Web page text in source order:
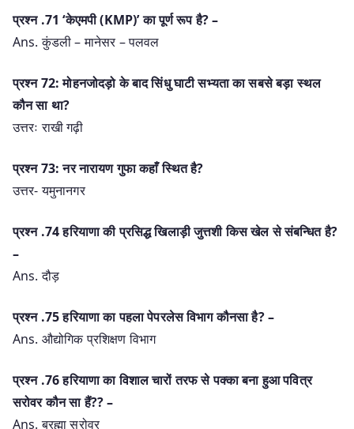
प्रश्‍न .71 ‘केएमपी (KMP)’ का पूर्ण रूप है? –
Ans. कुंडली – मानेसर – पलवल
प्रश्न 72: मोहनजोदड़ो के बाद सिंधु घाटी सभ्यता का सबसे बड़ा स्थल
कौन सा था?
उत्तरः राखी गढ़ी
प्रश्न 73: नर नारायण गुफा कहाँ स्थित है?
उत्तर- यमुनानगर
प्रश्‍न .74 हरियाणा की प्रसिद्ध खिलाड़ी जुत्तशी किस खेल से संबन्धित है?
–
Ans. दौड़
प्रश्‍न .75 हरियाणा का पहला पेपरलेस विभाग कौनसा है? –
Ans. औद्योगिक प्रशिक्षण विभाग
प्रश्‍न .76 हरियाणा का विशाल चारों तरफ से पक्का बना हुआ पवित्र
सरोवर कौन सा हैं?? –
Ans. ब्रह्मा सरोवर